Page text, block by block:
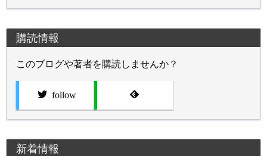
購読情報
このブログや著者を購読しませんか？
follow
新着情報